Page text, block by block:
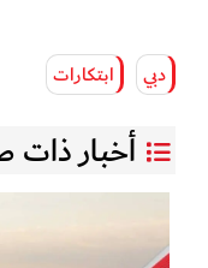
دبي ابتكارات
أخبار ذات